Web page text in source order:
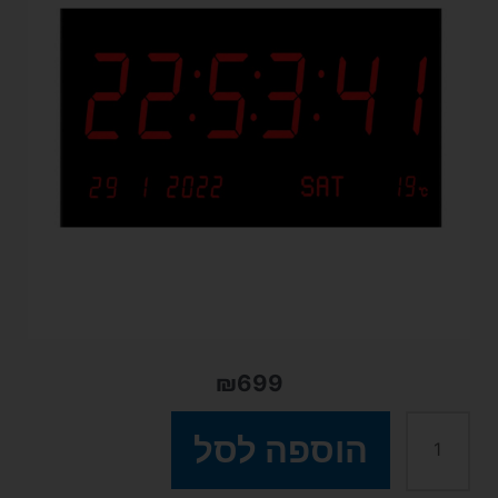
₪699
הוספה לסל